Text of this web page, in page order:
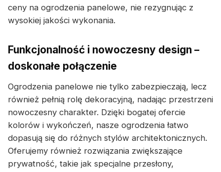
ceny na ogrodzenia panelowe, nie rezygnując z
wysokiej jakości wykonania.
Funkcjonalność i nowoczesny design –
doskonałe połączenie
Ogrodzenia panelowe nie tylko zabezpieczają, lecz
również pełnią rolę dekoracyjną, nadając przestrzeni
nowoczesny charakter. Dzięki bogatej ofercie
kolorów i wykończeń, nasze ogrodzenia łatwo
dopasują się do różnych stylów architektonicznych.
Oferujemy również rozwiązania zwiększające
prywatność, takie jak specjalne przesłony,